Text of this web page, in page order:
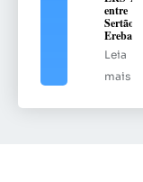
entre
Sertão e
Erebango
Leia
mais